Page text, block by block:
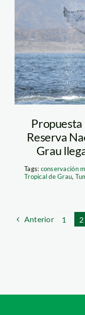
3.1.
Propuesta
Reserva
Grau
Tags: conservación
Tropical de Grau,
Anterior 1 2